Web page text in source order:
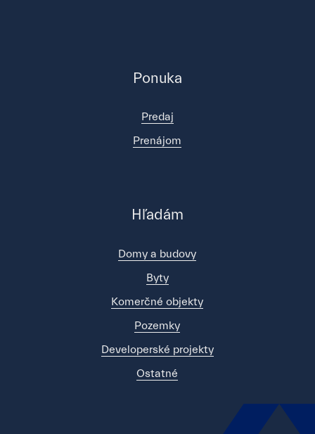
Ponuka
Predaj
Prenájom
Hľadám
Domy a budovy
Byty
Komerčné objekty
Pozemky
Developerské projekty
Ostatné